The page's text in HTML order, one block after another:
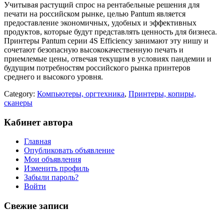
Учитывая растущий спрос на рентабельные решения для
печати на российском рынке, целью Pantum является
предоставление экономичных, удобных и эффективных
продуктов, которые будут представлять ценность для бизнеса.
Принтеры Pantum серии 4S Efficiency занимают эту нишу и
сочетают безопасную высококачественную печать и
приемлемые цены, отвечая текущим в условиях пандемии и
будущим потребностям российского рынка принтеров
среднего и высокого уровня.
Category: Компьютеры, оргтехника, Принтеры, копиры,
сканеры
Кабинет автора
Главная
Опубликовать объявление
Мои объявления
Изменить профиль
Забыли пароль?
Войти
Свежие записи